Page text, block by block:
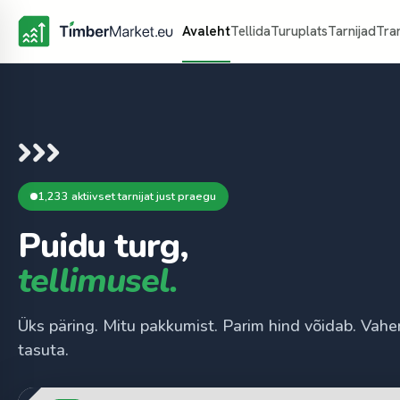
AvalehtTellidaTuruplatsTarnijad
1,233 aktiivset tarnijat just praegu
Puidu turg,
tellimusel.
Üks päring. Mitu pakkumist. Parim hind võidab.
tasuta.